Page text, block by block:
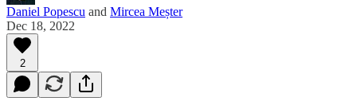
Daniel Popescu and Mircea Meșter
Dec 18, 2022
2